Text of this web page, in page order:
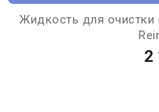
Жидкость для очистки
2